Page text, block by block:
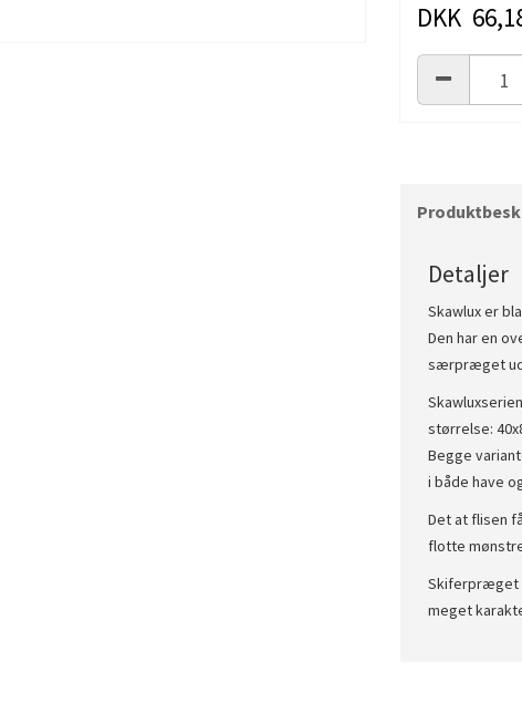
DKK
Detaljer
Skawlux er
Den har en
særpræget
størrelse:
Begge
i både have
Det at flisen
flotte
Skiferpræget
meget